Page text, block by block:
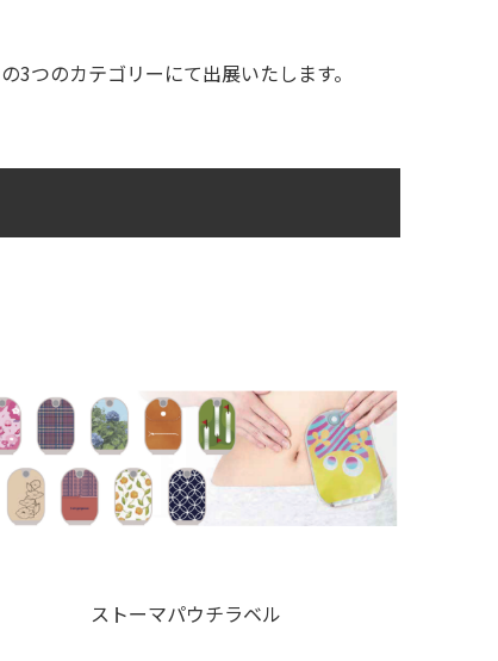
つのカテゴリーにて出展いたします。
ストーマパウチラベル